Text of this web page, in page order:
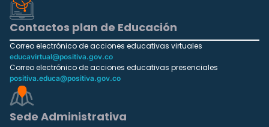
Contactos plan de Educación
Correo electrónico de acciones educativas virtuales
educavirtual@positiva.gov.co
Correo electrónico de acciones educativas presenciales
positiva.educa@positiva.gov.co
Sede Administrativa